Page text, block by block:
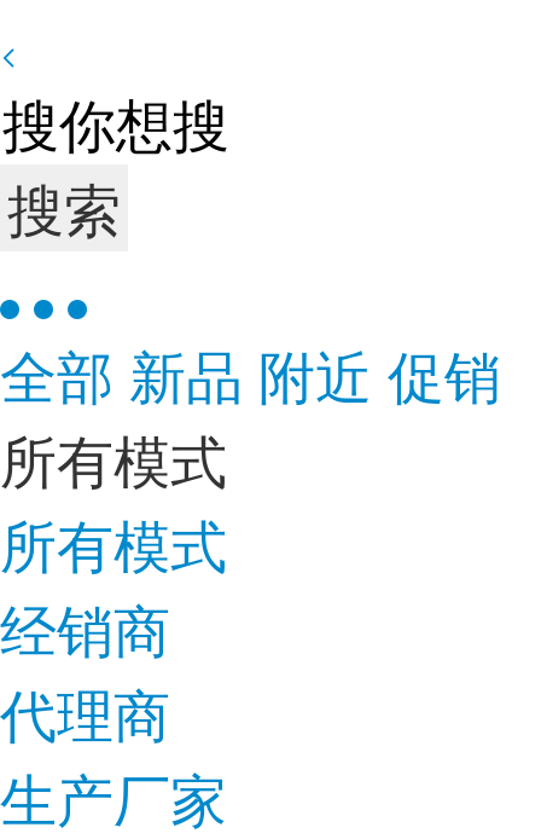
搜索
全部 新品 附近 促销
所有模式
所有模式
经销商
代理商
生产厂家